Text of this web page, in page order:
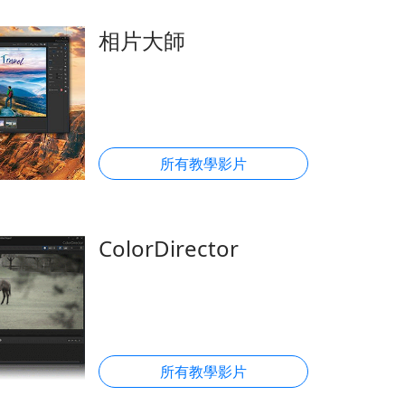
相片大師
所有教學影片
ColorDirector
所有教學影片